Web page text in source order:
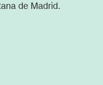
de Madrid.